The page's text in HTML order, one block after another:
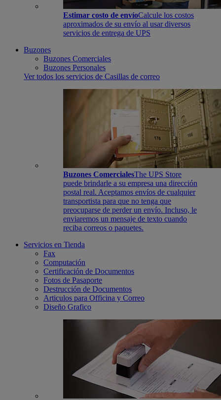
Estimar costo de envíoCalcule los costos
aproximados de su envío al usar diversos
servicios de entrega de UPS
Buzones
Buzones Comerciales
Buzones Personales
Ver todos los servicios de Casillas de correo
Buzones ComercialesThe UPS Store
puede brindarle a su empresa una dirección
postal real. Aceptamos envíos de cualquier
transportista para que no tenga que
preocuparse de perder un envío. Incluso, le
enviaremos un mensaje de texto cuando
reciba correos o paquetes.
Servicios en Tienda
Fax
Computación
Certificación de Documentos
Fotos de Pasaporte
Destrucción de Documentos
Articulos para Officina y Correo
Diseño Grafico